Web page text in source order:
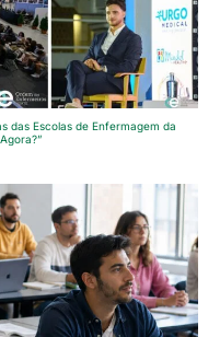
das Escolas de Enfermagem da